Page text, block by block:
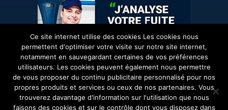
Ce site internet utilise des cookies Les cookies nous
permettent d'optimiser votre visite sur notre site internet,
notamment en sauvegardant certaines de vos préférences
utilisateurs. Les cookies peuvent également nous permettre
de vous proposer du continu publicitaire personnalisé pour nos
propres produits et services ou ceux de nos partenaires. Vous
trouverez davantage d'information sur l'utilisation que nous
faisons des cookies et sur le contrôle dont vous disposez dans